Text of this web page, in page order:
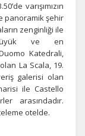
varışımızın
panoramik şehir
zenginliği ile
ve en
Katedrali,
La Scala, 19.
galerisi olan
ile Castello
arasındadır.
otelde.